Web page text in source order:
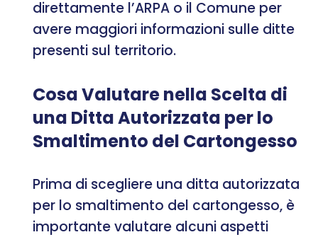
direttamente l’ARPA o il Comune per
avere maggiori informazioni sulle ditte
presenti sul territorio.
Cosa Valutare nella Scelta di
una Ditta Autorizzata per lo
Smaltimento del Cartongesso
Prima di scegliere una ditta autorizzata
per lo smaltimento del cartongesso, è
importante valutare alcuni aspetti